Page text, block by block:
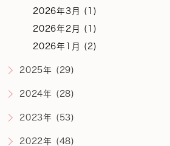
2026年3月 (1)
2026年2月 (1)
2026年1月 (2)
2025年 (29)
2024年 (28)
2023年 (53)
2022年 (48)